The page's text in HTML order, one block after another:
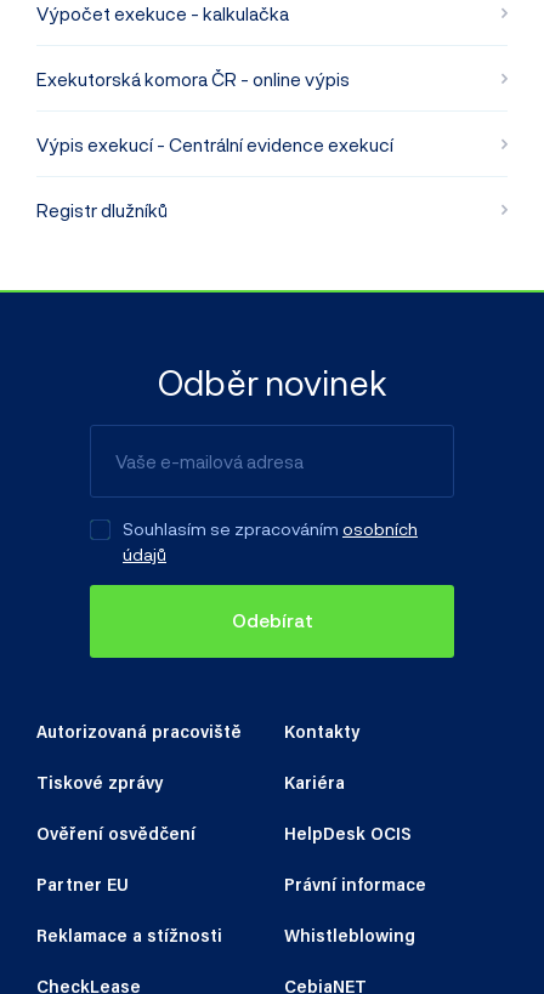
Výpočet exekuce - kalkulačka
Exekutorská komora ČR - online výpis
Výpis exekucí - Centrální evidence exekucí
Registr dlužníků
Autorizovaná pracoviště Kontakty
Tiskové zprávy Kariéra
Ověření osvědčení HelpDesk OCIS
Partner EU Právní informace
Reklamace a stížnosti Whistleblowing
CheckLease CebiaNET
Odběr novinek
Souhlasím se zpracováním osobních
údajů
Odebírat